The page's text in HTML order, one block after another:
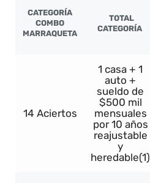
CATEGORÍA
COMBO
MARRAQUETA
TOTAL
CATEGORÍA
14 Aciertos
1 casa + 1
auto +
sueldo de
$500 mil
mensuales
por 10 años
reajustable
y
heredable(1)